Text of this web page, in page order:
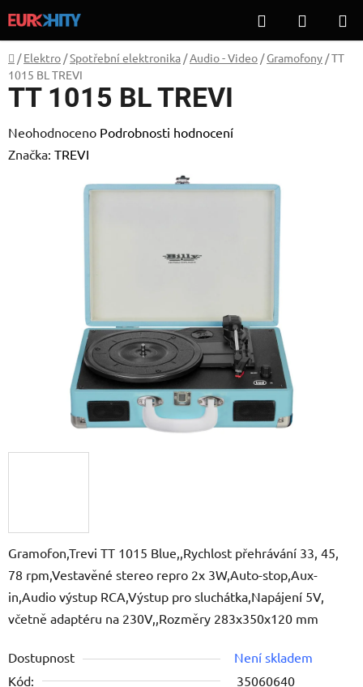
na
obsah
Hledat
KOŠÍK
Domů
/ Elektro /Spotřební elektronika /Audio - Video / Gramofony /TT
1015 BL TREVI
Gramofon,Trevi TT 1015 Blue,,Rychlost přehrávání 33, 45,
78 rpm,Vestavěné stereo repro 2x 3W,Auto-stop,Aux-
in,Audio výstup RCA,Výstup pro sluchátka,Napájení 5V,
včetně adaptéru na 230V,,Rozměry 283x350x120 mm
Dostupnost
Není skladem
Kód:
35060640
TT 1015 BL TREVI
Průměrné
hodnocení
Neohodnoceno Podrobnosti hodnocení
Značka: TREVI